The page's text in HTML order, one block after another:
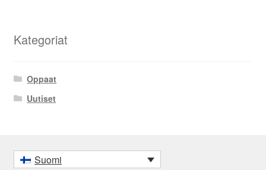
Kategoriat
Oppaat
Uutiset
Suomi